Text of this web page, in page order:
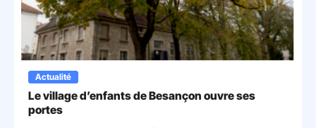
Actualité
Le village d’enfants de Besançon ouvre ses
portes